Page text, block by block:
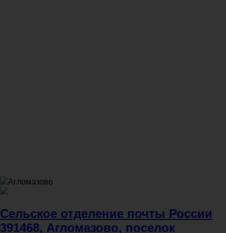
Агломазово
Сельское отделение почты России
391468, Агломазово, поселок